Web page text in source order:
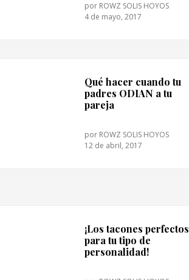
por ROWZ SOLIS HOYOS
4 de mayo, 2017
Qué hacer cuando tu
padres ODIAN a tu
pareja
por ROWZ SOLIS HOYOS
12 de abril, 2017
¡Los tacones perfectos
para tu tipo de
personalidad!